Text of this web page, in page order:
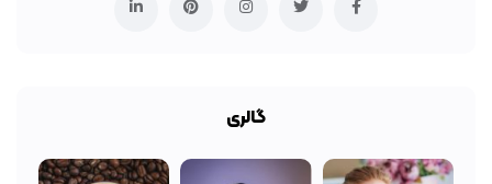
گالری